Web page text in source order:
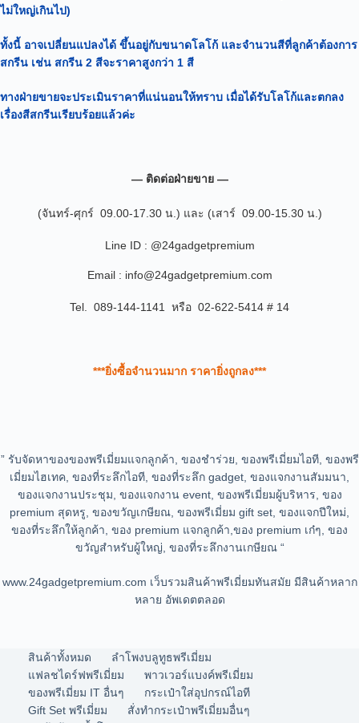
ไม่ใหญ่เกินไป)
ทั้งนี้ อาจเปลี่ยนแปลงได้ ขึ้นอยู่กับขนาดโลโก้ และจำนวนสีที่ลูกค้าต้องการ
สกรีน เช่น สกรีน 2 สีจะราคาสูงกว่า 1 สี
ทางฝ่ายขายจะประเมินราคาที่แน่นอนให้ทราบ เมื่อได้รับโลโก้และตกลง
เรื่องสีสกรีนเรียบร้อยแล้วค่ะ
— ติดต่อฝ่ายขาย —
(จันทร์-ศุกร์ 09.00-17.30 น.) และ (เสาร์ 09.00-15.30 น.)
Line ID : @24gadgetpremium
Email : info@24gadgetpremium.com
Tel. 089-144-1141 หรือ 02-622-5414 # 14
***ยิ่งซื้อจำนวนมาก ราคายิ่งถูกลง***
” รับจัดหาของของพรีเมี่ยมแจกลูกค้า, ของชำร่วย, ของพรีเมี่ยมไอที, ของพรี
เมี่ยมไฮเทค, ของที่ระลึกไอที, ของที่ระลึก gadget, ของแจกงานสัมมนา,
ของแจกงานประชุม, ของแจกงาน event, ของพรีเมี่ยมผู้บริหาร, ของ
premium สุดหรู, ของขวัญเกษียณ, ของพรีเมี่ยม gift set, ของแจกปีใหม่,
ของที่ระลึกให้ลูกค้า, ของ premium แจกลูกค้า,ของ premium เก๋ๆ, ของ
ขวัญสำหรับผู้ใหญ่, ของที่ระลึกงานเกษียณ “
www.24gadgetpremium.com เว็บรวมสินค้าพรีเมี่ยมทันสมัย มีสินค้าหลาก
หลาย อัพเดตตลอด
สินค้าทั้งหมด
ลำโพงบลูทูธพรีเมี่ยม
แฟลชไดร์ฟพรีเมี่ยม
พาวเวอร์แบงค์พรีเมี่ยม
ของพรีเมี่ยม IT อื่นๆ
กระเป๋าใส่อุปกรณ์ไอที
Gift Set พรีเมี่ยม
สั่งทำกระเป๋าพรีเมี่ยมอื่นๆ